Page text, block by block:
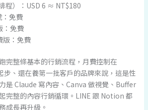
程）：USD 6 ≈ NT$180
：免費
：免費
版：免費
完整條基本的行銷流程，月費控制在
步、還在養第一批客戶的品牌來說，這是性
是 Claude 寫內容、Canva 做視覺、Buffer
完整的內容行銷循環。LINE 跟 Notion 都
成長再升級。